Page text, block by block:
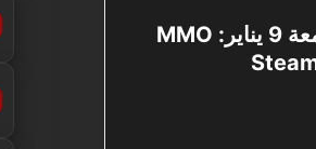
اطلاق Dreadmyst Online يوم الجمعة 9 يناير: MMO